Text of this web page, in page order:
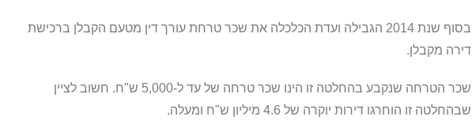
בסוף שנת 2014 הגבילה ועדת הכלכלה את שכר טרחת עורך דין מטעם הקבלן ברכישת
דירה מקבלן.
שכר הטרחה שנקבע בהחלטה זו הינו שכר טרחה של עד ל-5,000 ש"ח. חשוב לציין
שבהחלטה זו הוחרגו דירות יוקרה של 4.6 מיליון ש"ח ומעלה.